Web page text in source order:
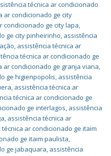
técnica ar condicionado
ar condicionado ge city
condicionado ge city lapa,
ge city pinheirinho, assistência
, assistência técnica ar
técnica ar condicionado ge
ar condicionado ge granja viana,
ge higienpopolis, assistência
, assistência técnica ar
técnica ar condicionado ge
ge interlagos, assistência
, assistência técnica ar
ar condicionado ge itaim
ge itaim paulista,
ge jabaquara, assistência